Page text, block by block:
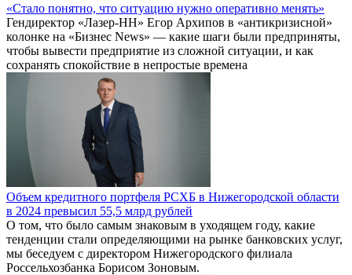
«Стало понятно, что ситуацию нужно оперативно менять»
Гендиректор «Лазер-НН» Егор Архипов в «антикризисной»
колонке на «Бизнес News» — какие шаги были предприняты,
чтобы вывести предприятие из сложной ситуации, и как
сохранять спокойствие в непростые времена
Объем кредитного портфеля РСХБ в Нижегородской области
в 2024 превысил 55,5 млрд рублей
О том, что было самым знаковым в уходящем году, какие
тенденции стали определяющими на рынке банковских услуг,
мы беседуем с директором Нижегородского филиала
Россельхозбанка Борисом Зоновым.